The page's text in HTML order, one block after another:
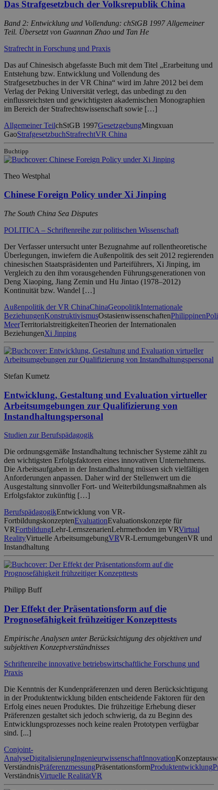
Das Strafgesetzbuch der Volksrepublik China
Band 2: Entwicklung und Vollendung: chStGB 1997 Allgemeiner
Teil. Übersetzt von Guannan Zhao und Tan He
Strafrecht in Forschung und Praxis
Das auf Chinesisch abgefasste Buch mit dem Titel „Erarbeitung und
Entstehung bzw. Entwicklung und Vollendung des
Strafgesetzbuches in der VR China“ wird im Jahre 2012 bei dem
Verlag der Peking Universität verlegt, das unbedingt zu den
einflussreichsten und gewichtigsten akademischen Monographien
im Bereich der Strafrechtswissenschaft sowie […]
Allgemeiner TeilchStGB 1997GesetzgebungMingxuan
GaoStrafgesetzbuchStrafrechtVR China
Buchtipp
Theo Westphal
Chinese Foreign Policy under Xi Jinping
The South China Sea Disputes
POLITICA – Schriftenreihe zur politischen Wissenschaft
Der Verfasser untersucht unter Bezugnahme auf rollentheoretische
Überlegungen, inwiefern die Außenpolitik des seit 2012 regierenden
chinesischen Staatspräsidenten und Parteiführers, Xi Jinping, im
Vergleich zu den ihm vorausgehenden Führungsgenerationen von
Deng Xiaoping, Jiang Zemin und Hu Jintao (1978–2012)
Kontinuität bzw. Wandel […]
Außenpolitik der VR ChinaChinaGeopolitikInternationale
BeziehungenKonstruktivismusOstasienwissenschaftenPhilippinen
MeerTerritorialstreitigkeitenTheorien der Internationalen
BeziehungenXi Jinping
Stefan Kumetz
Entwicklung, Gestaltung und Evaluation virtueller
Arbeitsumgebungen zur Qualifizierung von
Instandhaltungspersonal
Studien zur Berufspädagogik
Die ordnungsgemäße Instandhaltung technischer Systeme zählt zu
den wichtigsten Erfolgsfaktoren eines innovativen Unternehmens.
Die Arbeitsaufgaben in der Instandhaltung müssen sich vielfältigen
Anforderungen anpassen. Daher wird der Stellenwert um die
Ausgestaltung sinnvoller Fort- und Weiterbildungsmaßnahmen als
Erfolgsfaktor zukünftig […]
BerufspädagogikEntwicklung von VR-
FortbildungskonzeptenEvaluationEvaluationskonzepte für
VRFortbildungLehr-LernszenarienLehrmethoden im VRVirtual
RealityVirtuelle ArbeitsumgebungVRVR-LernumgebungenVR und
Instandhaltung
Philipp Buff
Der Effekt der Präsentationsform auf die
Prognosefähigkeit frühzeitiger Konzepttests
Empirische Analysen unter Berücksichtigung des objektiven und
subjektiven Konzeptverständnisses
Schriftenreihe innovative betriebswirtschaftliche Forschung und
Praxis
Die Kenntnis der Kundenpräferenzen und deren Berücksichtigung
in der Produktentwicklung bilden entscheidende Faktoren für den
Erfolg eines neuen Produktes. Die frühzeitige Erhebung dieser
Präferenzen gestaltet sich jedoch schwierig, da zu Beginn des
Entwicklungsprozesses noch keine realen Prototypen verfügbar
sind. [...]
Conjoint-
AnalyseDigitalisierungIngenieurwissenschaftInnovation
VerständnisPräferenzmessungPräsentationsformProduktentwicklung
VerständnisVirtuelle RealitätVR